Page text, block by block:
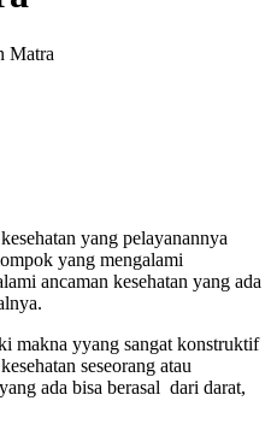
Matra
yang pelayanannya
yang mengalami
ancaman kesehatan yang ada
makna yyang sangat konstruktif
seseorang atau
ada bisa berasal dari darat,